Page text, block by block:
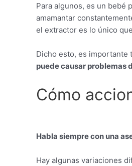
Para algunos, es un bebé
amamantar
el extractor es lo único
Dicho esto, es importante
puede causar problemas
Cómo
Habla siempre con una
Hay algunas variaciones